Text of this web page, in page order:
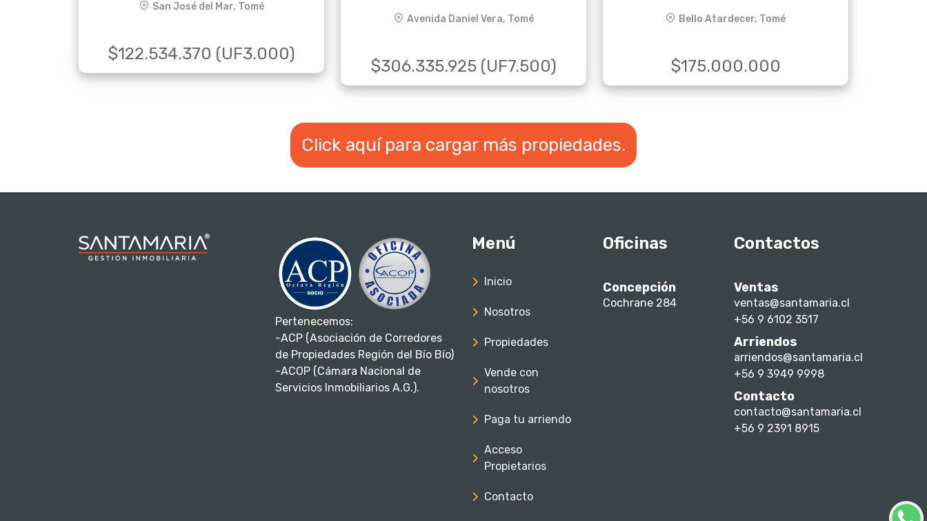
San José del Mar, Tomé
$122.534.370 (UF3.000)
Avenida Daniel Vera, Tomé
$306.335.925 (UF7.500)
Bello Atardecer, Tomé
$175.000.000
Click aquí para cargar más propiedades.
Pertenecemos:
-ACP (Asociación de Corredores
de Propiedades Región del Bío Bío)
-ACOP (Cámara Nacional de
Servicios Inmobiliarios A.G.).
Menú
Inicio
Nosotros
Propiedades
Vende con
nosotros
Paga tu arriendo
Acceso
Propietarios
Contacto
Oficinas
Concepción
Cochrane 284
Contactos
Ventas
ventas@santamaria.cl
+56 9 6102 3517
Arriendos
arriendos@santamaria.cl
+56 9 3949 9998
Contacto
contacto@santamaria.cl
+56 9 2391 8915